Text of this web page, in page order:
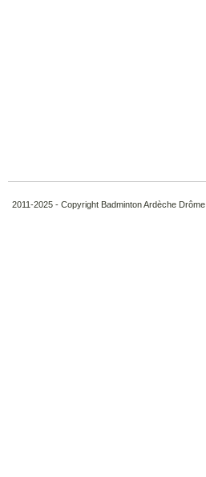
2011-2025 - Copyright Badminton Ardèche Drôme